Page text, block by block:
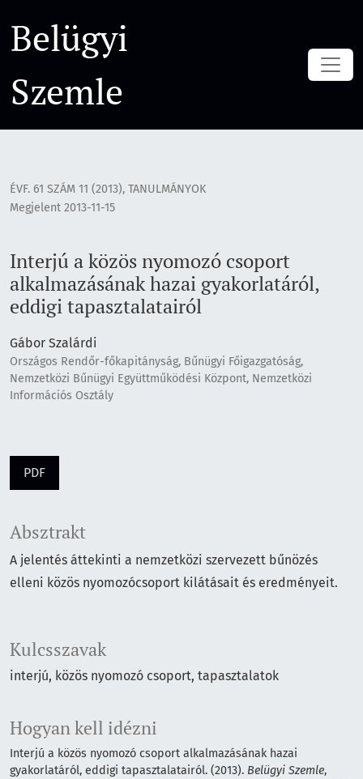
Belügyi
Szemle
ÉVF. 61 SZÁM 11 (2013), TANULMÁNYOK
Interjú a közös nyomozó csoport
alkalmazásának hazai gyakorlatáról,
eddigi tapasztalatairól
Megjelent 2013-11-15
Gábor Szalárdi
Országos Rendőr-főkapitányság, Bűnügyi Főigazgatóság,
Nemzetközi Bűnügyi Együttműködési Központ, Nemzetközi
Információs Osztály
PDF
Kulcsszavak
interjú közös nyomozó csoport tapasztalatok
Hogyan kell idézni
Interjú a közös nyomozó csoport alkalmazásának hazai
gyakorlatáról, eddigi tapasztalatairól. (2013). Belügyi Szemle,
Absztrakt
A jelentés áttekinti a nemzetközi szervezett bűnözés
elleni közös nyomozócsoport kilátásait és eredményeit.